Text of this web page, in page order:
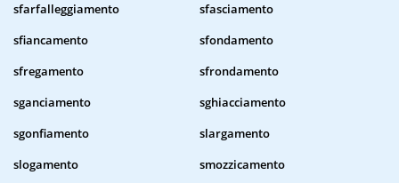
sfarfalleggiamento
sfasciamento
sfiancamento
sfondamento
sfregamento
sfrondamento
sganciamento
sghiacciamento
sgonfiamento
slargamento
slogamento
smozzicamento